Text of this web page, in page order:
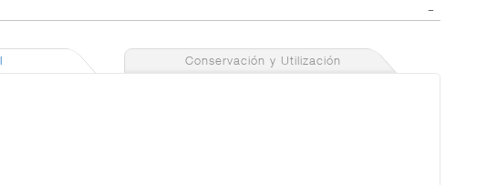
Conservación y Utilización